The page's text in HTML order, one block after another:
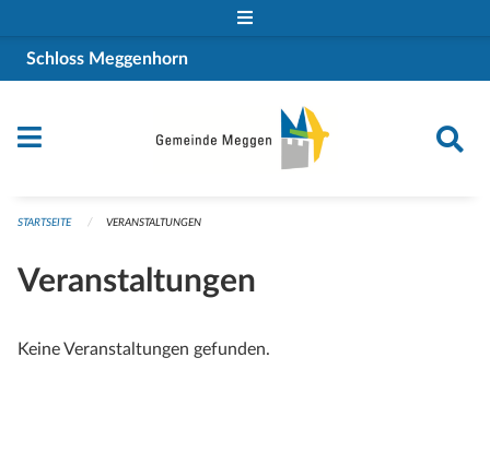
Schloss Meggenhorn
STARTSEITE VERANSTALTUNGEN
Veranstaltungen
Keine Veranstaltungen gefunden.